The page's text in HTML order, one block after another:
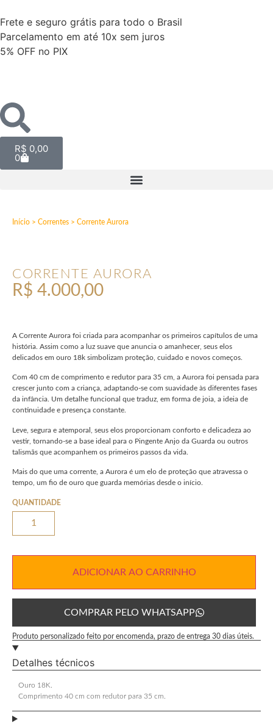
Frete e seguro grátis para todo o Brasil
Parcelamento em até 10x sem juros
5% OFF no PIX
R$ 0,00
0
Início > Correntes > Corrente Aurora
CORRENTE AURORA
R$ 4.000,00
A Corrente Aurora foi criada para acompanhar os primeiros capítulos de uma
história. Assim como a luz suave que anuncia o amanhecer, seus elos
delicados em ouro 18k simbolizam proteção, cuidado e novos começos.
Com 40 cm de comprimento e redutor para 35 cm, a Aurora foi pensada para
crescer junto com a criança, adaptando-se com suavidade às diferentes fases
da infância. Um detalhe funcional que traduz, em forma de joia, a ideia de
continuidade e presença constante.
Leve, segura e atemporal, seus elos proporcionam conforto e delicadeza ao
vestir, tornando-se a base ideal para o Pingente Anjo da Guarda ou outros
talismãs que acompanhem os primeiros passos da vida.
Mais do que uma corrente, a Aurora é um elo de proteção que atravessa o
tempo, um fio de ouro que guarda memórias desde o início.
QUANTIDADE
ADICIONAR AO CARRINHO
COMPRAR PELO WHATSAPP
Produto personalizado feito por encomenda, prazo de entrega 30 dias úteis.
Detalhes técnicos
Ouro 18K.
Comprimento 40 cm com redutor para 35 cm.